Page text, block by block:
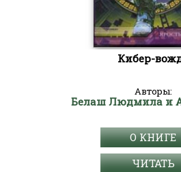
Кибер-
Авторы:
Белаш Людмила и
О КНИГЕ
ЧИТАТЬ